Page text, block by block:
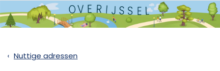
Nuttige adressen